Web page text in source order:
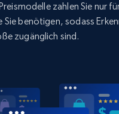
Brand, Description,
Availability, Reviews
zahlen Sie nur
benötigen, sodass
zugänglich sind.